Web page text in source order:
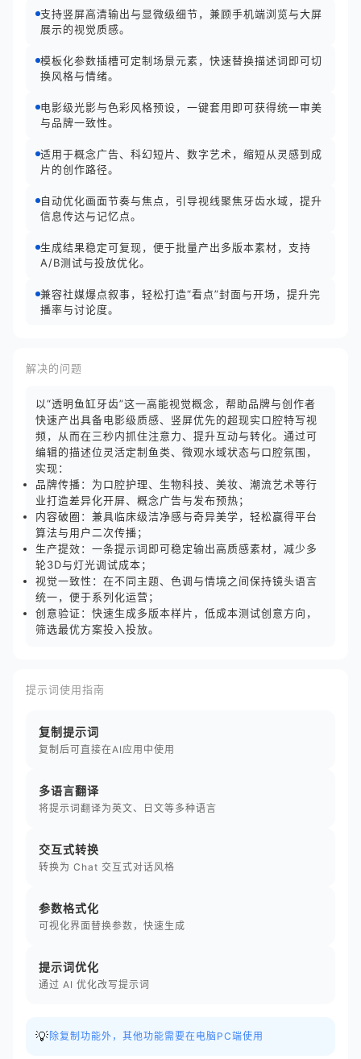
支持竖屏高清输出与显微级细节，兼顾手机端浏览与大屏
展示的视觉质感。
模板化参数插槽可定制场景元素，快速替换描述词即可切
换风格与情绪。
电影级光影与色彩风格预设，一键套用即可获得统一审美
与品牌一致性。
适用于概念广告、科幻短片、数字艺术，缩短从灵感到成
片的创作路径。
自动优化画面节奏与焦点，引导视线聚焦牙齿水域，提升
信息传达与记忆点。
生成结果稳定可复现，便于批量产出多版本素材，支持
A/B测试与投放优化。
兼容社媒爆点叙事，轻松打造“看点”封面与开场，提升完
播率与讨论度。
解决的问题
以“透明鱼缸牙齿”这一高能视觉概念，帮助品牌与创作者
快速产出具备电影级质感、竖屏优先的超现实口腔特写视
频，从而在三秒内抓住注意力、提升互动与转化。通过可
编辑的描述位灵活定制鱼类、微观水域状态与口腔氛围，
实现：
品牌传播：为口腔护理、生物科技、美妆、潮流艺术等行
业打造差异化开屏、概念广告与发布预热；
内容破圈：兼具临床级洁净感与奇异美学，轻松赢得平台
算法与用户二次传播；
生产提效：一条提示词即可稳定输出高质感素材，减少多
轮3D与灯光调试成本；
视觉一致性：在不同主题、色调与情境之间保持镜头语言
统一，便于系列化运营；
创意验证：快速生成多版本样片，低成本测试创意方向，
筛选最优方案投入投放。
提示词使用指南
复制提示词
复制后可直接在AI应用中使用
多语言翻译
将提示词翻译为英文、日文等多种语言
交互式转换
转换为 Chat 交互式对话风格
参数格式化
可视化界面替换参数，快速生成
提示词优化
通过 AI 优化改写提示词
💡 除复制功能外，其他功能需要在电脑PC端使用